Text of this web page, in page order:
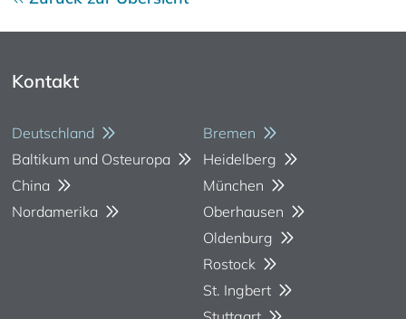
Kontakt
Deutschland
Baltikum und Osteuropa
China
Nordamerika
Bremen
Heidelberg
München
Oberhausen
Oldenburg
Rostock
St. Ingbert